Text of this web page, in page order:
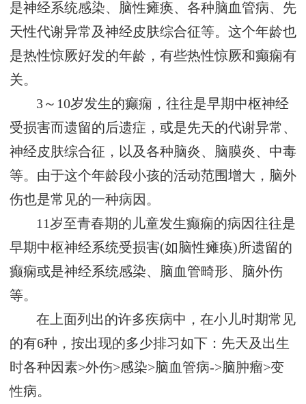
是神经系统感染、脑性瘫痪、各种脑血管病、先
天性代谢异常及神经皮肤综合征等。这个年龄也
是热性惊厥好发的年龄，有些热性惊厥和癫痫有
关。
3～10岁发生的癫痫，往往是早期中枢神经
受损害而遗留的后遗症，或是先天的代谢异常、
神经皮肤综合征，以及各种脑炎、脑膜炎、中毒
等。由于这个年龄段小孩的活动范围增大，脑外
伤也是常见的一种病因。
11岁至青春期的儿童发生癫痫的病因往往是
早期中枢神经系统受损害(如脑性瘫痪)所遗留的
癫痫或是神经系统感染、脑血管畸形、脑外伤
等。
在上面列出的许多疾病中，在小儿时期常见
的有6种，按出现的多少排习如下：先天及出生
时各种因素>外伤>感染>脑血管病->脑肿瘤>变
性病。